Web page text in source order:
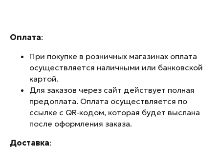
Оплата:
При покупке в розничных магазинах оплата
осуществляется наличными или банковской
картой.
Для заказов через сайт действует полная
предоплата. Оплата осуществляется по
ссылке с QR‑кодом, которая будет выслана
после оформления заказа.
Доставка:
Перейти на сайт